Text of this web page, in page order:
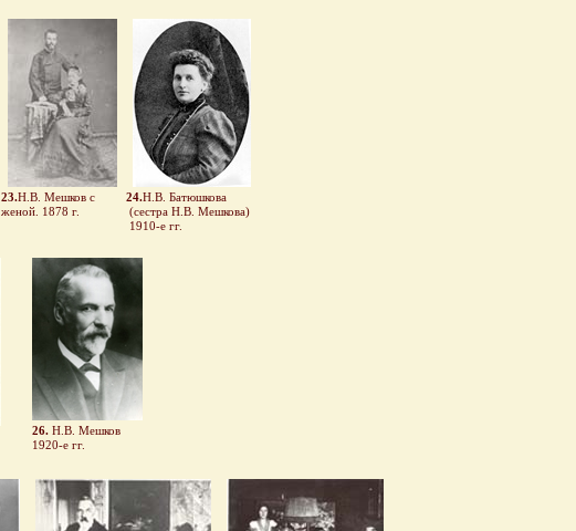
23.Н.В. Мешков с
женой. 1878 г.
24.Н.В. Батюшкова
(сестра Н.В. Мешкова)
1910-е гг.
26. Н.В. Мешков
1920-е гг.